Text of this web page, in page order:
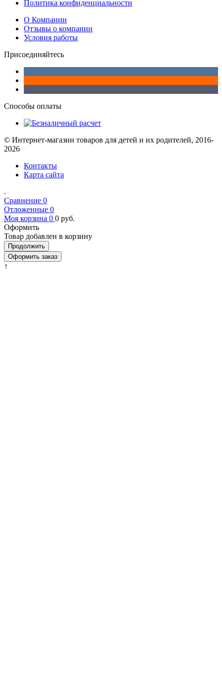
Политика конфиденциальности
О Компании
Отзывы о компании
Условия работы
Присоединяйтесь
Способы оплаты
© Интернет-магазин товаров для детей и их родителей, 2016-
2026
Контакты
Карта сайта
.
Сравнение 0
Отложенные 0
Моя корзина 0 0 руб.
Оформить
Товар добавлен в корзину
Продолжить
Оформить заказ
↑